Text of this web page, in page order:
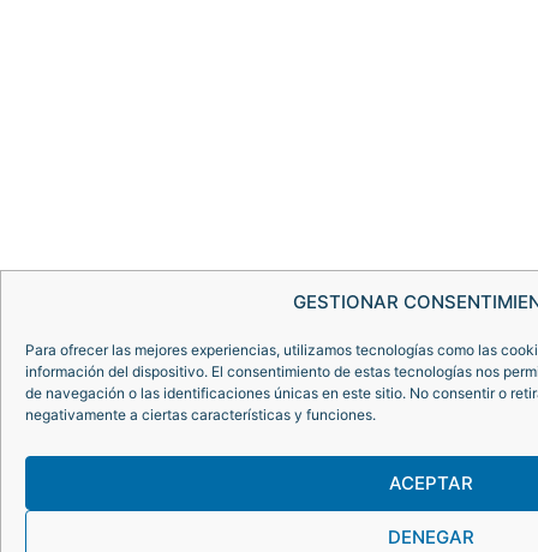
GESTIONAR
Para ofrecer las mejores experiencias, utilizamos tecnologías como las
información del dispositivo. El consentimiento de estas tecnologías nos
de navegación o las identificaciones únicas en este sitio. No consentir o
negativamente a ciertas características y funciones.
ACEPTAR
DENEGAR